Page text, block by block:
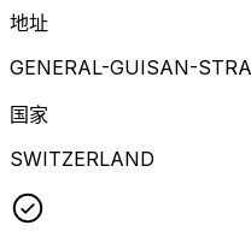
地址
GENERAL-GUISAN-
国家
SWITZERLAND